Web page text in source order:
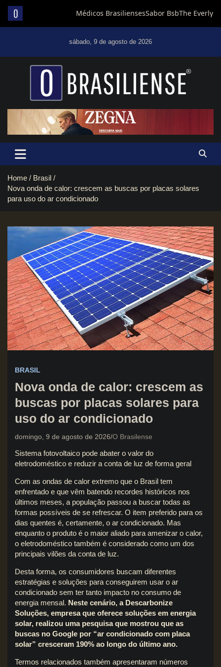
sábado, 9 de agosto de 2026
Um diário de notícias que trabalha por Brasília
Home
Brasil
Nova onda de calor: crescem as buscas por placas solares
para uso do ar condicionado
BRASIL
Nova onda de calor: crescem as
buscas por placas solares para
uso do ar condicionado
domingo, 9 de agosto de 2026 O Brasilense
Sistema fotovoltaico pode abater o valor do
eletrodoméstico e reduzir a conta de luz de forma geral
Com as ondas de calor extremo que o Brasil tem
enfrentado e que vêm batendo recordes históricos nos
últimos meses, a população passou a buscar todas as
formas possíveis de se refrescar. O item preferido para os
dias quentes é, certamente, o ar condicionado. Mas
enquanto o produto é o maior aliado para amenizar o calor,
o eletrodoméstico também é considerado como um dos
principais vilões da conta de luz.
Desta forma, os consumidores buscam diferentes
estratégias e soluções para conseguirem usar o ar
condicionado sem ter tanto impacto no consumo de
energia mensal. Neste cenário, a Descarbonize
Soluções, empresa que oferece soluções em energia
solar, realizou uma pesquisa que mostrou que as
buscas no Google por “ar condicionado com placa
solar” cresceram 190% ao longo do último ano.
Termos relacionados também apresentaram números